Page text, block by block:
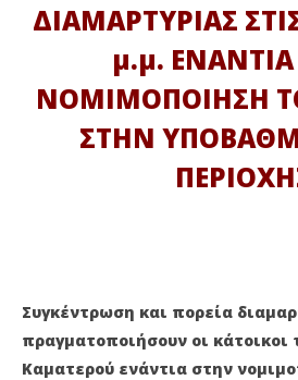
ΔΙΑΒΑΖΕΤΕ
Petroupolis
ΔΙΑΜΑΡΤΥΡΙΑΣ
μ.μ.
ΝΟΜΙΜΟΠΟΙΗΣΗ
ΣΤΗΝ
Συγκέντρωση και πορεία
πραγματοποιήσουν οι κάτοικοι
Καματερού ενάντια στην